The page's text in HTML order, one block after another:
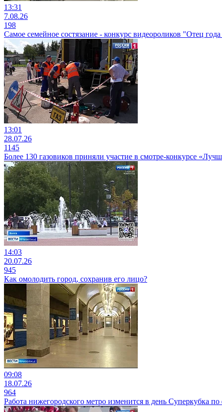
13:31
7.08.26
198
Самое семейное состязание - конкурс видеороликов "Отец
13:01
28.07.26
1145
Более 130 газовиков приняли участие в смотре-конкурсе
14:03
20.07.26
945
Как омолодить город, сохранив его лицо?
09:08
18.07.26
964
Работа нижегородского метро изменится в день Суперкубка по